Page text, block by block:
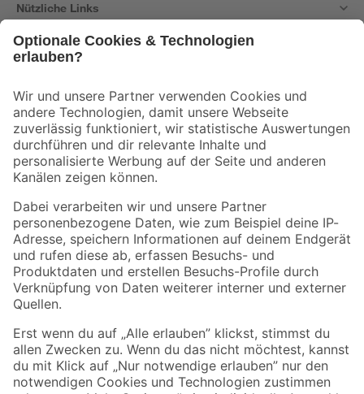
Nützliche Links
Der toom Newsletter: Keine Angebote und Aktionen mehr verpassen!
Zur Newsletter Anmeldung
Folge uns
Zahlungsarten Versandarten
Sicher einkaufen
Jetzt die toom-App herunterladen